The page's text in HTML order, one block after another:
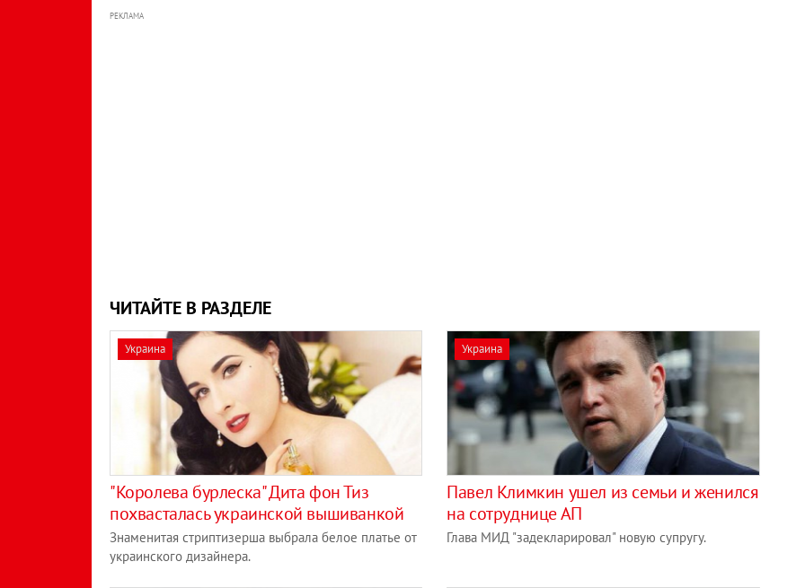
РЕКЛАМА
ЧИТАЙТЕ В РАЗДЕЛЕ
Украина
"Королева бурлеска" Дита фон Тиз
похвасталась украинской вышиванкой
Знаменитая стриптизерша выбрала белое платье от
украинского дизайнера.
Украина
Павел Климкин ушел из семьи и женился
на сотруднице АП
Глава МИД "задекларировал" новую супругу.